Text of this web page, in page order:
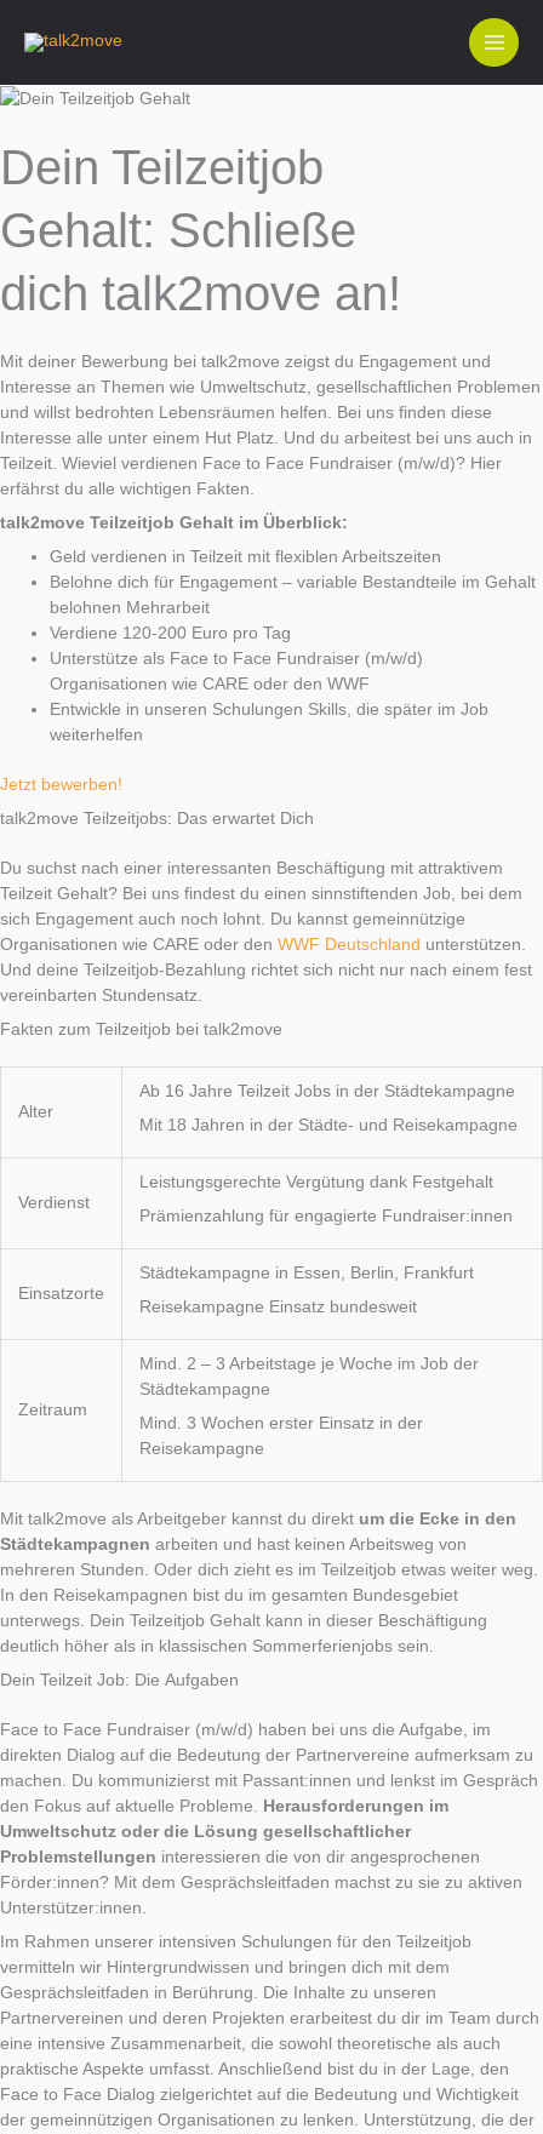
Inhalt
Dein Teilzeitjob
Gehalt: Schließe
dich talk2move an!
Mit deiner Bewerbung bei talk2move zeigst du Engagement und
Interesse an Themen wie Umweltschutz, gesellschaftlichen Problemen
und willst bedrohten Lebensräumen helfen. Bei uns finden diese
Interesse alle unter einem Hut Platz. Und du arbeitest bei uns auch in
Teilzeit. Wieviel verdienen Face to Face Fundraiser (m/w/d)? Hier
erfährst du alle wichtigen Fakten.
talk2move Teilzeitjob Gehalt im Überblick:
Geld verdienen in Teilzeit mit flexiblen Arbeitszeiten
Belohne dich für Engagement – variable Bestandteile im Gehalt
belohnen Mehrarbeit
Verdiene 120-200 Euro pro Tag
Unterstütze als Face to Face Fundraiser (m/w/d)
Organisationen wie CARE oder den WWF
Entwickle in unseren Schulungen Skills, die später im Job
weiterhelfen
Jetzt bewerben!
talk2move Teilzeitjobs: Das erwartet Dich
Du suchst nach einer interessanten Beschäftigung mit attraktivem
Teilzeit Gehalt? Bei uns findest du einen sinnstiftenden Job, bei dem
sich Engagement auch noch lohnt. Du kannst gemeinnützige
Organisationen wie CARE oder den WWF Deutschland unterstützen.
Und deine Teilzeitjob-Bezahlung richtet sich nicht nur nach einem fest
vereinbarten Stundensatz.
Fakten zum Teilzeitjob bei talk2move
Alter
Ab 16 Jahre Teilzeit Jobs in der Städtekampagne
Mit 18 Jahren in der Städte- und Reisekampagne
Verdienst
Leistungsgerechte Vergütung dank Festgehalt
Prämienzahlung für engagierte Fundraiser:innen
Einsatzorte
Städtekampagne in Essen, Berlin, Frankfurt
Reisekampagne Einsatz bundesweit
Zeitraum
Mind. 2 – 3 Arbeitstage je Woche im Job der
Städtekampagne
Mind. 3 Wochen erster Einsatz in der
Reisekampagne
Mit talk2move als Arbeitgeber kannst du direkt um die Ecke in den
Städtekampagnen arbeiten und hast keinen Arbeitsweg von
mehreren Stunden. Oder dich zieht es im Teilzeitjob etwas weiter weg.
In den Reisekampagnen bist du im gesamten Bundesgebiet
unterwegs. Dein Teilzeitjob Gehalt kann in dieser Beschäftigung
deutlich höher als in klassischen Sommerferienjobs sein.
Dein Teilzeit Job: Die Aufgaben
Face to Face Fundraiser (m/w/d) haben bei uns die Aufgabe, im
direkten Dialog auf die Bedeutung der Partnervereine aufmerksam zu
machen. Du kommunizierst mit Passant:innen und lenkst im Gespräch
den Fokus auf aktuelle Probleme. Herausforderungen im
Umweltschutz oder die Lösung gesellschaftlicher
Problemstellungen interessieren die von dir angesprochenen
Förder:innen? Mit dem Gesprächsleitfaden machst zu sie zu aktiven
Unterstützer:innen.
Im Rahmen unserer intensiven Schulungen für den Teilzeitjob
vermitteln wir Hintergrundwissen und bringen dich mit dem
Gesprächsleitfaden in Berührung. Die Inhalte zu unseren
Partnervereinen und deren Projekten erarbeitest du dir im Team durch
eine intensive Zusammenarbeit, die sowohl theoretische als auch
praktische Aspekte umfasst. Anschließend bist du in der Lage, den
Face to Face Dialog zielgerichtet auf die Bedeutung und Wichtigkeit
der gemeinnützigen Organisationen zu lenken. Unterstützung, die der